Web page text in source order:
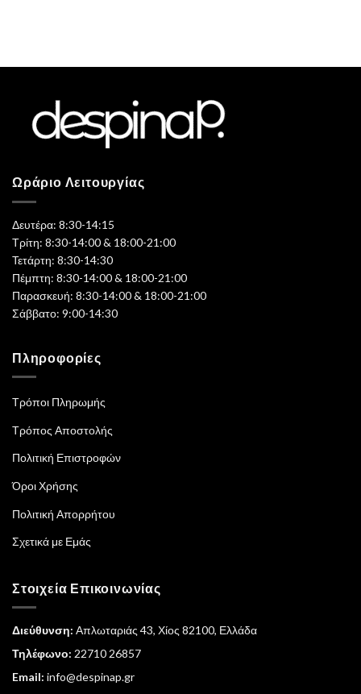
Ωράριο Λειτουργίας
Δευτέρα: 8:30-14:15
Τρίτη: 8:30-14:00 & 18:00-21:00
Τετάρτη: 8:30-14:30
Πέμπτη: 8:30-14:00 & 18:00-21:00
Παρασκευή: 8:30-14:00 & 18:00-21:00
Σάββατο: 9:00-14:30
Πληροφορίες
Τρόποι Πληρωμής
Τρόπος Αποστολής
Πολιτική Επιστροφών
Όροι Χρήσης
Πολιτική Απορρήτου
Σχετικά με Εμάς
Στοιχεία Επικοινωνίας
Διεύθυνση: Απλωταριάς 43, Χίος 82100, Ελλάδα
Τηλέφωνο: 22710 26857
Email: info@despinap.gr